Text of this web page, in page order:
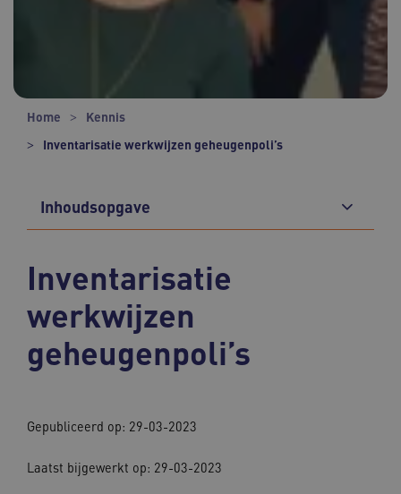
Home
Kennis
Inventarisatie werkwijzen geheugenpoli’s
Inhoudsopgave
Inventarisatie
werkwijzen
geheugenpoli’s
Gepubliceerd op: 29-03-2023
Laatst bijgewerkt op: 29-03-2023